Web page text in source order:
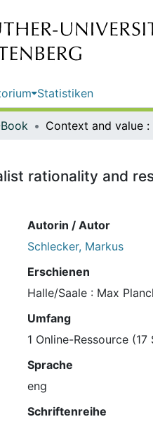
Statistiken
rationality and
Autorin / Autor
Schlecker, Markus
Erschienen
Halle/Saale : Max
Umfang
1 Online-Ressource
Sprache
eng
Schriftenreihe